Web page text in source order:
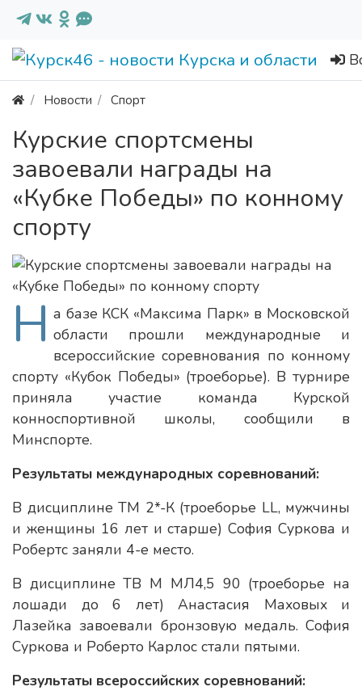
Новости Спорт
Курские спортсмены
завоевали награды на
«Кубке Победы» по конному
спорту
Н а базе КСК «Максима Парк» в Московской
области прошли международные и
всероссийские соревнования по конному
спорту «Кубок Победы» (троеборье). В турнире
приняла участие команда Курской
конноспортивной школы, сообщили в
Минспорте.
Результаты международных соревнований:
В дисциплине ТМ 2*-К (троеборье LL, мужчины
и женщины 16 лет и старше) София Суркова и
Робертс заняли 4-е место.
В дисциплине ТВ М МЛ4,5 90 (троеборье на
лошади до 6 лет) Анастасия Маховых и
Лазейка завоевали бронзовую медаль. София
Суркова и Роберто Карлос стали пятыми.
Результаты всероссийских соревнований: